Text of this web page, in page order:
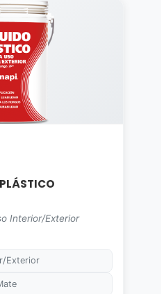
Interior/Exterior
Exterior